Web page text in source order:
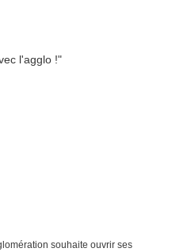
souhaite ouvrir ses